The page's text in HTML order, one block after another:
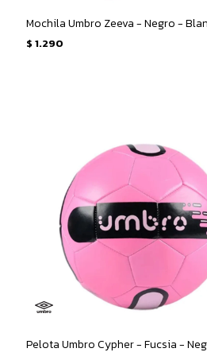
Mochila Umbro Zeeva - Negro -
$ 1.290
Pelota Umbro Cypher - Fucsia -